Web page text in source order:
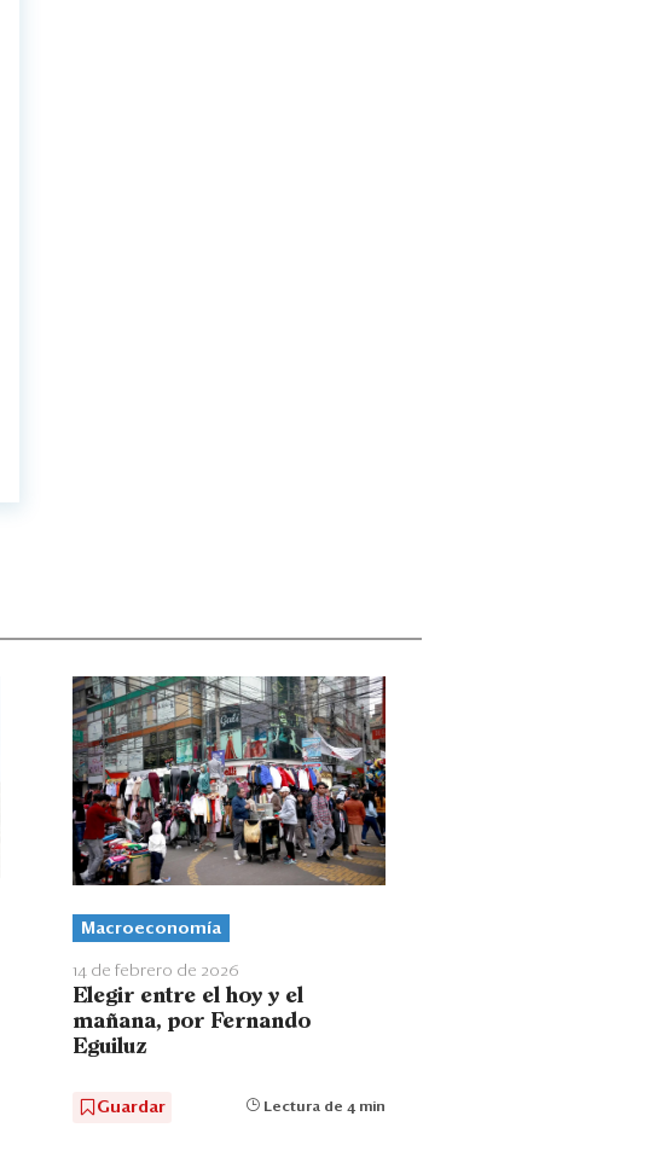
Macroeconomía
14 de febrero de 2026
Elegir entre el hoy y el
mañana, por Fernando
Eguiluz
Guardar Lectura de 4 min